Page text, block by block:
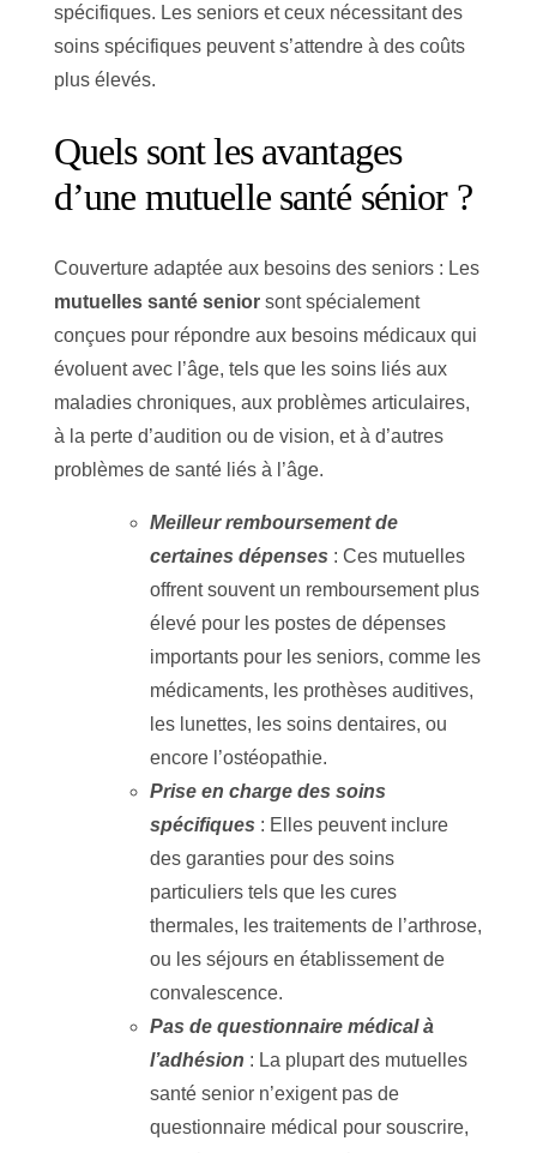
spécifiques. Les seniors et ceux nécessitant des
soins spécifiques peuvent s’attendre à des coûts
plus élevés.
Quels sont les avantages
d’une mutuelle santé sénior ?
Couverture adaptée aux besoins des seniors : Les
mutuelles santé seniorsont spécialement
conçues pour répondre aux besoins médicaux qui
évoluent avec l’âge, tels que les soins liés aux
maladies chroniques, aux problèmes articulaires,
à la perte d’audition ou de vision, et à d’autres
problèmes de santé liés à l’âge.
Meilleur remboursement de
certaines dépenses : Ces mutuelles
offrent souvent un remboursement plus
élevé pour les postes de dépenses
importants pour les seniors, comme les
médicaments, les prothèses auditives,
les lunettes, les soins dentaires, ou
encore l’ostéopathie.
Prise en charge des soins
spécifiques : Elles peuvent inclure
des garanties pour des soins
particuliers tels que les cures
thermales, les traitements de l’arthrose,
ou les séjours en établissement de
convalescence.
Pas de questionnaire médical à
l’adhésion : La plupart des mutuelles
santé senior n’exigent pas de
questionnaire médical pour souscrire,